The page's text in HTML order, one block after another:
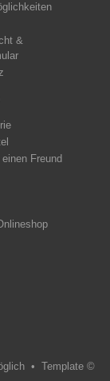
&
Freund
• Template ©